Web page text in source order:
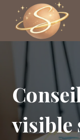
contenu
visible